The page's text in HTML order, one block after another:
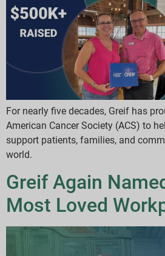
For nearly five decades, Greif has
American Cancer Society (ACS) to
support patients, families, and
world.
Greif Again
Most Loved